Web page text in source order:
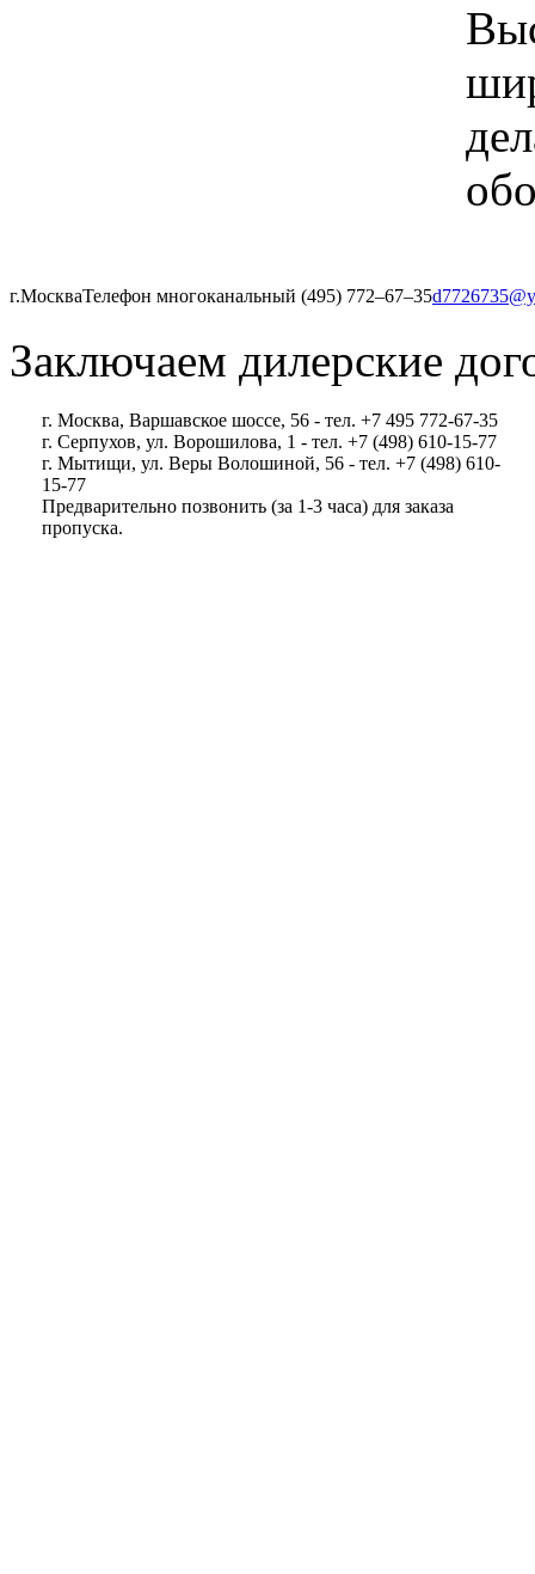
г.МоскваТелефон многоканальный (495) 772‒67‒35
Заключаем дилерские
г. Москва, Варшавское шоссе, 56 - тел. +7 495 772-67-35
г. Серпухов, ул. Ворошилова, 1 - тел. +7 (498) 610-15-77
г. Мытищи, ул. Веры Волошиной, 56 - тел. +7 (498) 610-
15-77
Предварительно позвонить (за 1-3 часа) для заказа
пропуска.